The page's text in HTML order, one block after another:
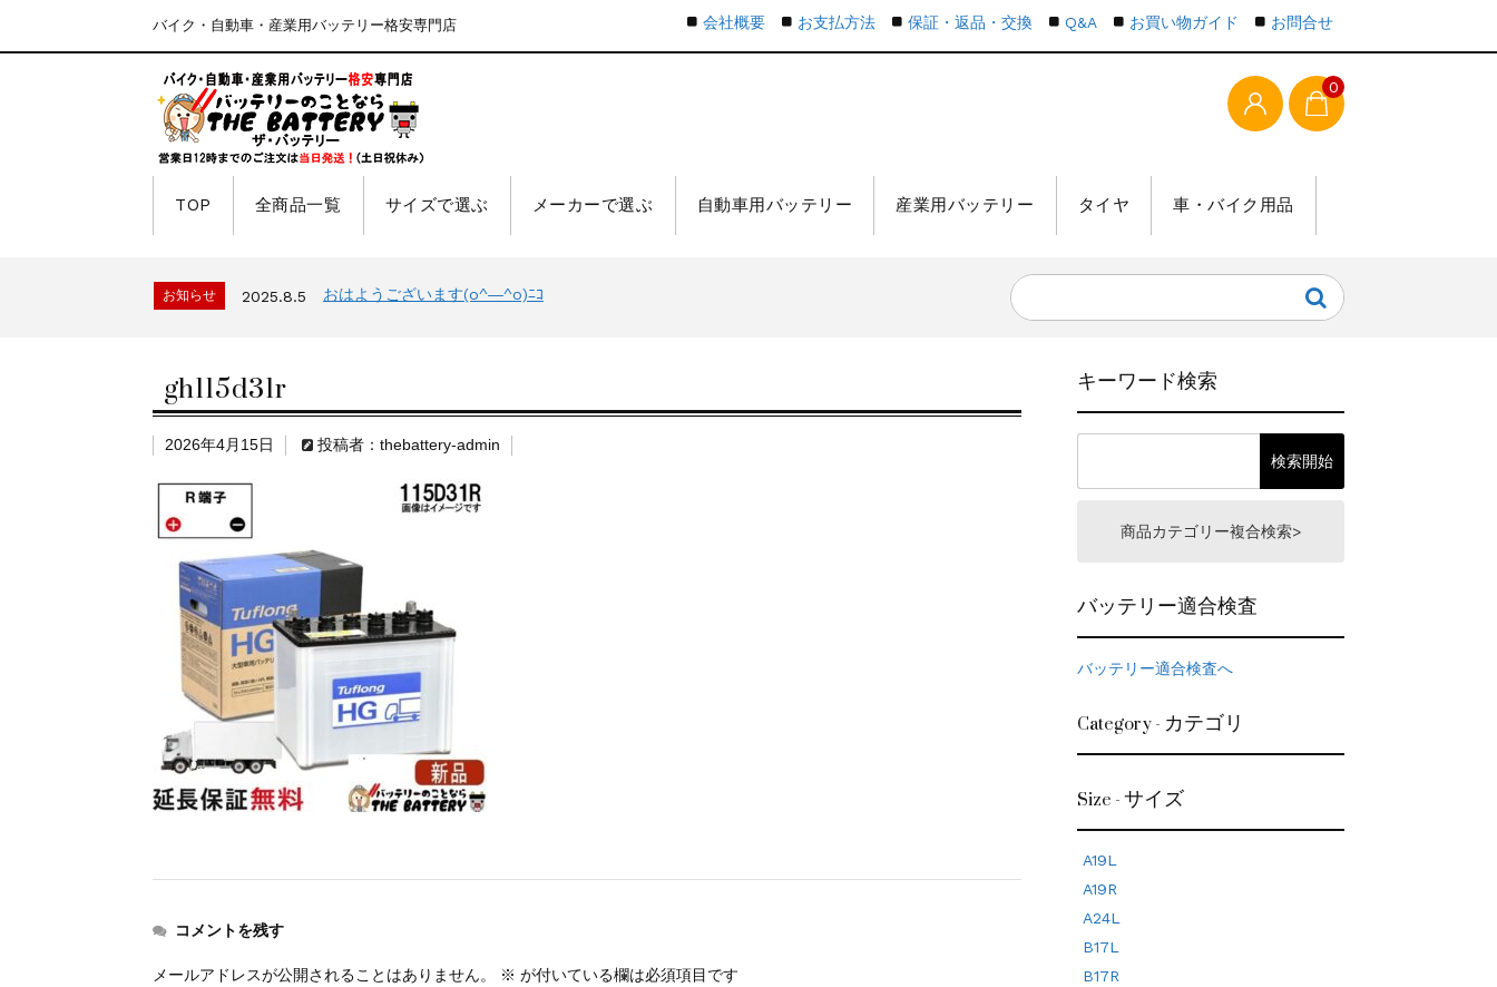
バイク・自動車・産業用バッテリー格安専門店
0
TOP 全商品一覧 サイズで選ぶ メーカーで選ぶ 自動車用バッテリー 産業用バッテリー タイヤ 車・バイク用品
会社概要 お支払方法 保証・返品・交換 Q&A お買い物ガイド お問合せ
お知らせ 2025.8.5 おはようございます(o^―^o)ﾆｺ
gh115d31r
2026年4月15日 投稿者：thebattery-admin
コメントを残す
メールアドレスが公開されることはありません。 ※ が付いている欄は必須項目です
キーワード検索
商品カテゴリー複合検索>
バッテリー適合検査
バッテリー適合検査へ
Category - カテゴリ
Size - サイズ
A19L
A19R
A24L
B17L
B17R